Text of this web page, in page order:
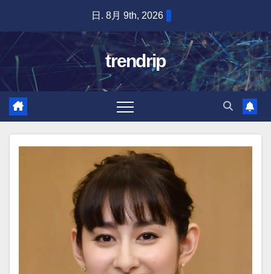
content
日. 8月 9th, 2026
trendrip